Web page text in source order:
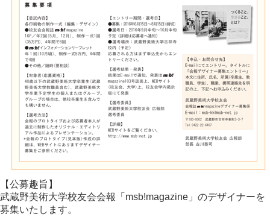
【公募趣旨】
武蔵野美術大学校友会会報「msb!magazine」のデザイナーを
募集いたします。